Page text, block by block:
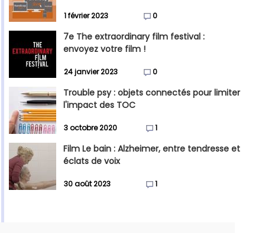
1 février 2023 0
7e The extraordinary film festival :
envoyez votre film !
24 janvier 2023 0
Trouble psy : objets connectés pour limiter
l'impact des TOC
3 octobre 2020 1
Film Le bain : Alzheimer, entre tendresse et
éclats de voix
30 août 2023 1